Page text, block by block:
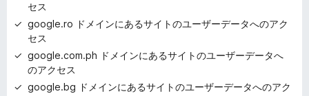
セス
google.ro ドメインにあるサイトのユーザーデータへのアク
セス
google.com.ph ドメインにあるサイトのユーザーデータへ
のアクセス
google.bg ドメインにあるサイトのユーザーデータへのアク